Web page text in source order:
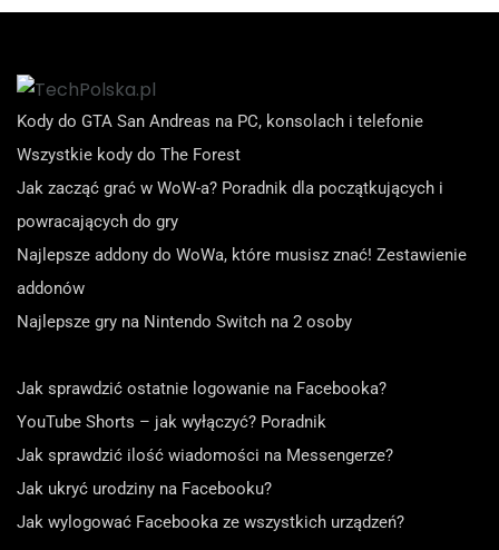
Kody do GTA San Andreas na PC, konsolach i telefonie
Wszystkie kody do The Forest
Jak zacząć grać w WoW-a? Poradnik dla początkujących i
powracających do gry
Najlepsze addony do WoWa, które musisz znać! Zestawienie
addonów
Najlepsze gry na Nintendo Switch na 2 osoby
Jak sprawdzić ostatnie logowanie na Facebooka?
YouTube Shorts – jak wyłączyć? Poradnik
Jak sprawdzić ilość wiadomości na Messengerze?
Jak ukryć urodziny na Facebooku?
Jak wylogować Facebooka ze wszystkich urządzeń?